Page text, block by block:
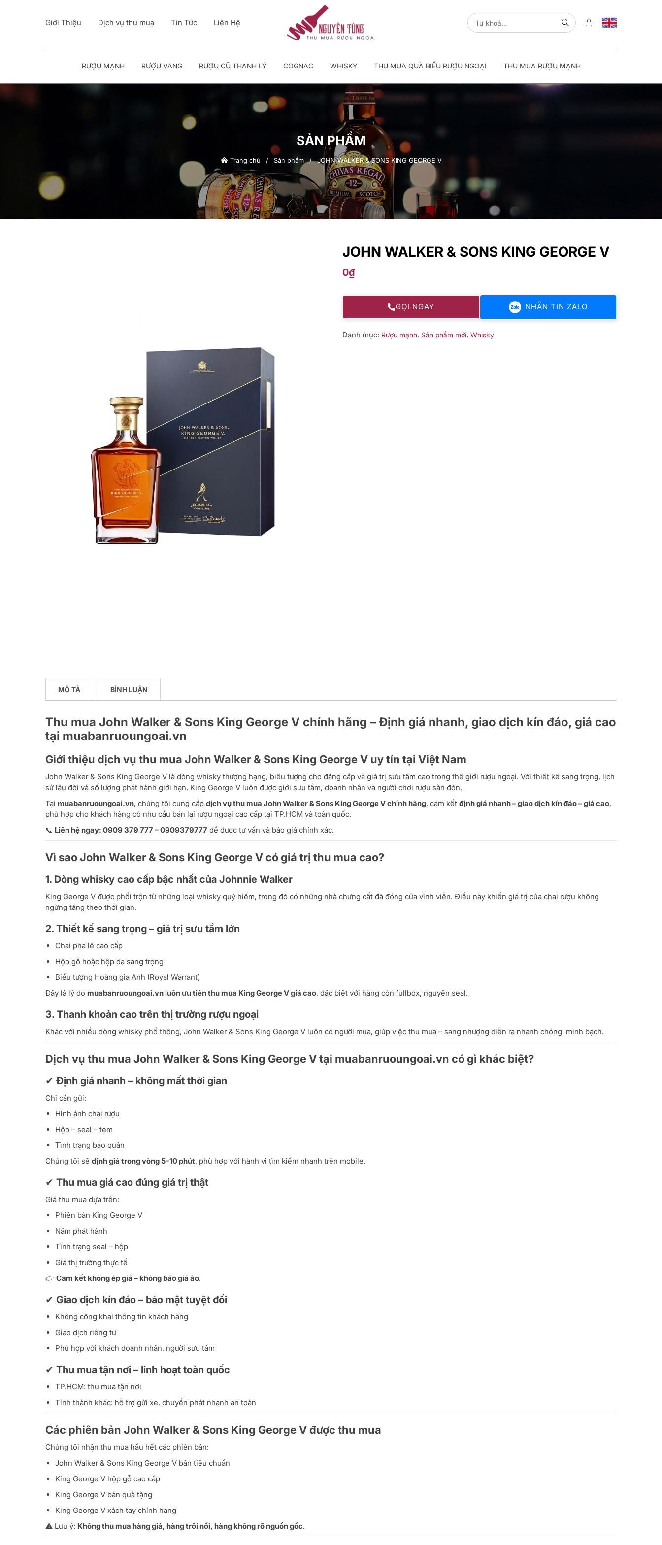
Giới Thiệu Dịch vụ thu mua Tin Tức Liên Hệ
RƯỢU MẠNH RƯỢU VANG RƯỢU CŨ THANH LÝ COGNAC WHISKY THU MUA QUÀ BIẾU RƯỢU NGOẠI THU MUA RƯỢU MẠNH
SẢN PHẨM
Trang chủ / Sản phẩm/JOHN WALKER & SONS KING GEORGE V
JOHN WALKER & SONS KING GEORGE V
0₫
GỌI NGAY NHẮN TIN ZALO
Danh mục: Rượu mạnh,Sản phẩm mới,Whisky
MÔ TẢ BÌNH LUẬN
Thu mua John Walker & Sons King George V chính hãng – Định giá nhanh, giao dịch kín đáo, giá cao
tại muabanruoungoai.vn
Giới thiệu dịch vụ thu mua John Walker & Sons King George V uy tín tại Việt Nam
John Walker & Sons King George V là dòng whisky thượng hạng, biểu tượng cho đẳng cấp và giá trị sưu tầm cao trong thế giới rượu ngoại. Với thiết kế sang trọng, lịch
sử lâu đời và số lượng phát hành giới hạn, King George V luôn được giới sưu tầm, doanh nhân và người chơi rượu săn đón.
Tại muabanruoungoai.vn, chúng tôi cung cấp dịch vụ thu mua John Walker & Sons King George V chính hãng, cam kết định giá nhanh – giao dịch kín đáo – giá cao,
phù hợp cho khách hàng có nhu cầu bán lại rượu ngoại cao cấp tại TP.HCM và toàn quốc.
📞 Liên hệ ngay: 0909 379 777 – 0909379777 để được tư vấn và báo giá chính xác.
Vì sao John Walker & Sons King George V có giá trị thu mua cao?
1. Dòng whisky cao cấp bậc nhất của Johnnie Walker
King George V được phối trộn từ những loại whisky quý hiếm, trong đó có những nhà chưng cất đã đóng cửa vĩnh viễn. Điều này khiến giá trị của chai rượu không
ngừng tăng theo thời gian.
2. Thiết kế sang trọng – giá trị sưu tầm lớn
Chai pha lê cao cấp
Hộp gỗ hoặc hộp da sang trọng
Biểu tượng Hoàng gia Anh (Royal Warrant)
Đây là lý do muabanruoungoai.vn luôn ưu tiên thu mua King George V giá cao, đặc biệt với hàng còn fullbox, nguyên seal.
3. Thanh khoản cao trên thị trường rượu ngoại
Khác với nhiều dòng whisky phổ thông, John Walker & Sons King George V luôn có người mua, giúp việc thu mua – sang nhượng diễn ra nhanh chóng, minh bạch.
Dịch vụ thu mua John Walker & Sons King George V tại muabanruoungoai.vn có gì khác biệt?
✔ Định giá nhanh – không mất thời gian
Chỉ cần gửi:
Hình ảnh chai rượu
Hộp – seal – tem
Tình trạng bảo quản
Chúng tôi sẽ định giá trong vòng 5–10 phút, phù hợp với hành vi tìm kiếm nhanh trên mobile.
✔ Thu mua giá cao đúng giá trị thật
Giá thu mua dựa trên:
Phiên bản King George V
Năm phát hành
Tình trạng seal – hộp
Giá thị trường thực tế
👉 Cam kết không ép giá – không báo giá ảo.
✔ Giao dịch kín đáo – bảo mật tuyệt đối
Không công khai thông tin khách hàng
Giao dịch riêng tư
Phù hợp với khách doanh nhân, người sưu tầm
✔ Thu mua tận nơi – linh hoạt toàn quốc
TP.HCM: thu mua tận nơi
Tỉnh thành khác: hỗ trợ gửi xe, chuyển phát nhanh an toàn
Các phiên bản John Walker & Sons King George V được thu mua
Chúng tôi nhận thu mua hầu hết các phiên bản:
John Walker & Sons King George V bản tiêu chuẩn
King George V hộp gỗ cao cấp
King George V bản quà tặng
King George V xách tay chính hãng
⚠️ Lưu ý: Không thu mua hàng giả, hàng trôi nổi, hàng không rõ nguồn gốc.